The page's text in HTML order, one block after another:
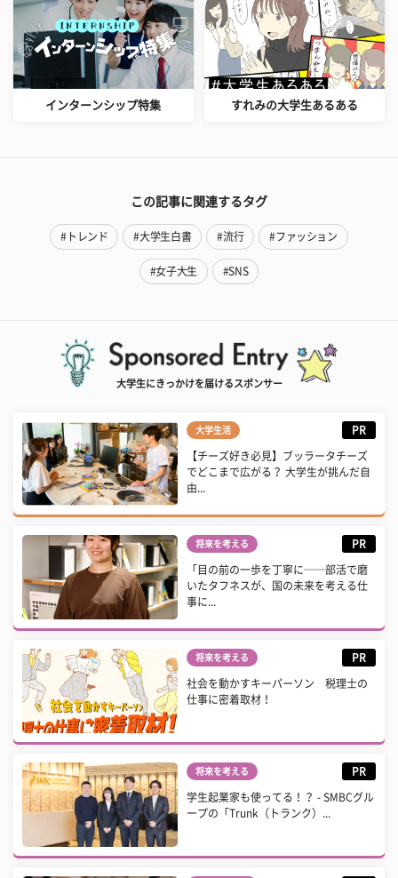
インターンシップ特集 すれみの大学生あるある
この記事に関連するタグ
#トレンド #大学生白書 #流行 #ファッション
#女子大生 #SNS
大学生にきっかけを届けるスポンサー
大学生活 PR
【チーズ好き必見】ブッラータチーズ
でどこまで広がる？ 大学生が挑んだ自
由...
将来を考える PR
「目の前の一歩を丁寧に──部活で磨
いたタフネスが、国の未来を考える仕
事に...
将来を考える PR
社会を動かすキーパーソン 税理士の
仕事に密着取材！
将来を考える PR
学生起業家も使ってる！？ - SMBCグル
ープの「Trunk（トランク）...